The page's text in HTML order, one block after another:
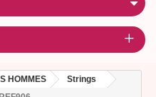
HOMMES
Strings